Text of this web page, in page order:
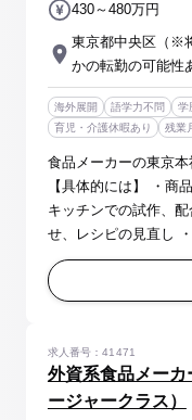
東京都中央区（※
かの転勤の可能性
430～480万円
海外展開 語学力不問 学
育児・介護休暇あり
残業
食品メーカーの東京本
【具体的には】 ・商
キッチンでの試作、
せ、レシピの見直し
ベース） など 【自社生産拠点】 北海道：調理加工品…鯖味
噌煮、アジの...
外資系食品メー
ージャークラス）
求人番号：41471